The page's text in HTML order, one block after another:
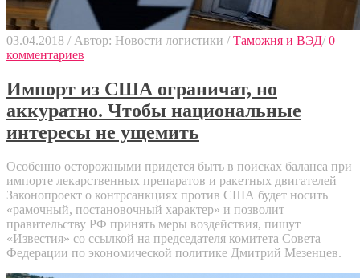
03.04.2018 / Автор: Новости логистики / Таможня и ВЭД/ 0
комментариев
Импорт из США ограничат, но
аккуратно. Чтобы национальные
интересы не ущемить
Особенно осторожными придется быть в поисках баланса при
импорте лекарственных препаратов и ракетных двигателей
Законопроект о контрсанкциях против США будет носить
«рамочный, постановочный характер» и позволит
правительству РФ принять меры воздействия, пишут
«Известия» со ссылкой на председателя комитета Совета
Федерации по экономической политике Дмитрий Мезенцев.